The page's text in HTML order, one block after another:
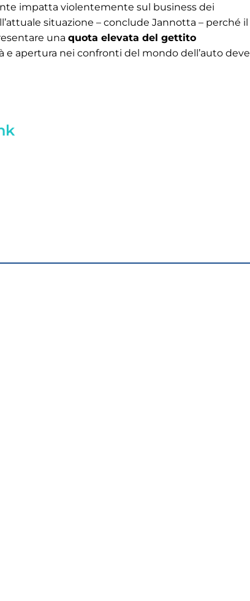
impatta violentemente sul business dei
situazione – conclude Jannotta – perché il
una quota elevata del gettito
e apertura nei confronti del mondo dell’auto deve